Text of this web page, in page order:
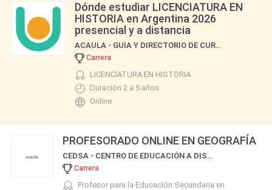
Dónde estudiar LICENCIATURA EN
HISTORIA en Argentina 2026
presencial y a distancia
ACAULA - GUÍA Y DIRECTORIO DE CURSOS Y CARRERAS
Carrera
LICENCIATURA EN HISTORIA
Duración 2 a 5 años
Online
PROFESORADO ONLINE EN GEOGRAFÍA
CEDSA - CENTRO DE EDUCACIÓN A DISTANCIA DE SALTA
Carrera
Profesor para la Educación Secundaria en